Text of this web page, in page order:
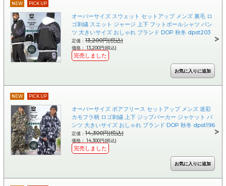
NEW PICK UP
オーバーサイズ スウェット セットアップ メンズ 裏毛 ロ
ゴ刺繍 スエット ジャージ 上下 フットボールシャツ パン
ツ 大きいサイズ おしゃれ ブランド DOP 秋冬 dpst203
定価：13,200円(税込)
価格： 13,200円(税込)
完売しました
NEW PICK UP
オーバーサイズ ボアフリース セットアップ メンズ 迷彩
カモフラ柄 ロゴ刺繍 上下 ジップパーカー ジャケット パ
ンツ 大きいサイズ おしゃれ ブランド DOP 秋冬 dpst196
定価：14,300円(税込)
価格： 14,300円(税込)
完売しました